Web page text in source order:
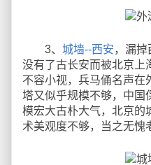
3、 城墙--西安，漏
没有了古长安而被北京上
不容小视，兵马俑名声在
塔又似乎规模不够，中国
模宏大古朴大气，北京的
术美观度不够，当之无愧